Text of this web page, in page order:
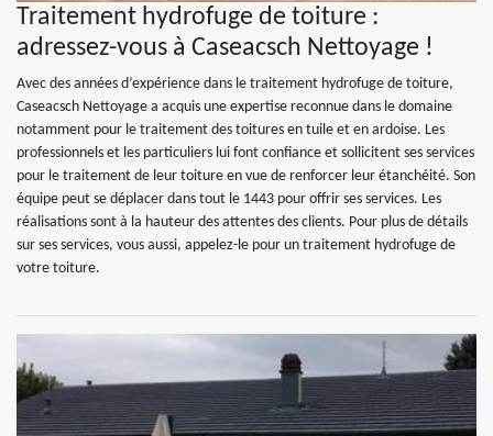
Traitement hydrofuge de toiture :
adressez-vous à Caseacsch Nettoyage !
Avec des années d’expérience dans le traitement hydrofuge de toiture,
Caseacsch Nettoyage a acquis une expertise reconnue dans le domaine
notamment pour le traitement des toitures en tuile et en ardoise. Les
professionnels et les particuliers lui font confiance et sollicitent ses services
pour le traitement de leur toiture en vue de renforcer leur étanchéité. Son
équipe peut se déplacer dans tout le 1443 pour offrir ses services. Les
réalisations sont à la hauteur des attentes des clients. Pour plus de détails
sur ses services, vous aussi, appelez-le pour un traitement hydrofuge de
votre toiture.